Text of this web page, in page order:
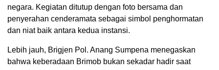
negara. Kegiatan ditutup dengan foto bersama dan
penyerahan cenderamata sebagai simbol penghormatan
dan niat baik antara kedua instansi.
Lebih jauh, Brigjen Pol. Anang Sumpena menegaskan
bahwa keberadaan Brimob bukan sekadar hadir saat